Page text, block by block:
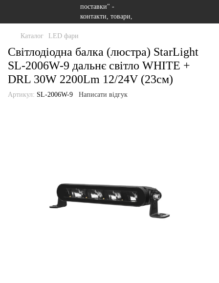
Каталог LED фари
Світлодіодна балка (люстра) StarLight
SL-2006W-9 дальнє світло WHITE +
DRL 30W 2200Lm 12/24V (23см)
Артикул: SL-2006W-9 Написати відгук